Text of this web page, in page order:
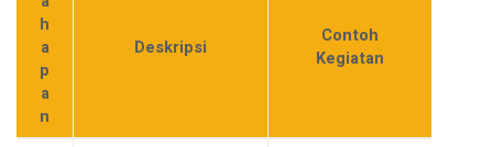
h
a
p
a
n
Deskripsi
Contoh
Kegiatan